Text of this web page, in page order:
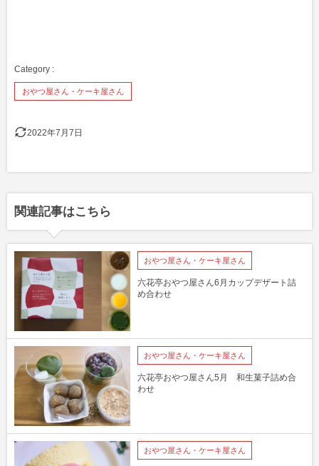
おやつ屋さん・ケーキ屋さん
2022年7月7日
関連記事はこちら
おやつ屋さん・ケーキ屋さん
六花亭おやつ屋さん6月カップデザート詰
め合わせ
おやつ屋さん・ケーキ屋さん
六花亭おやつ屋さん5月 和生菓子詰め合
わせ
おやつ屋さん・ケーキ屋さん